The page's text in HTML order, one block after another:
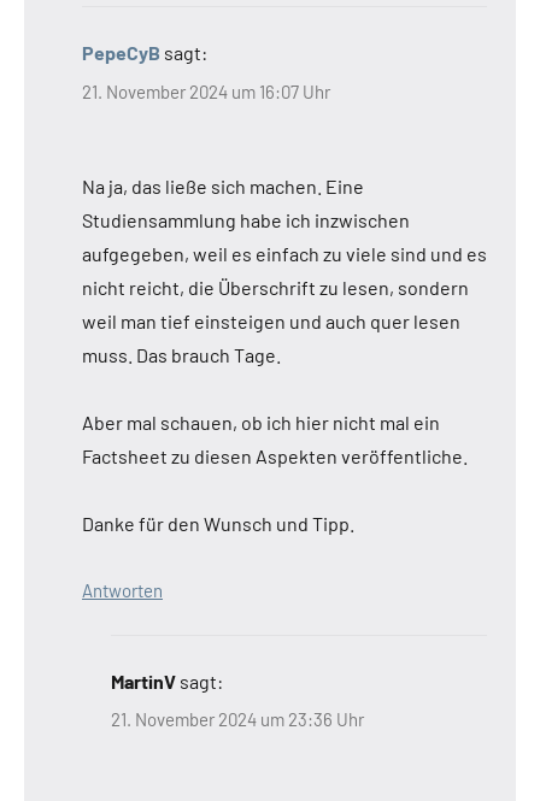
PepeCyB sagt:
21. November 2024 um 16:07 Uhr
Na ja, das ließe sich machen. Eine
Studiensammlung habe ich inzwischen
aufgegeben, weil es einfach zu viele sind und es
nicht reicht, die Überschrift zu lesen, sondern
weil man tief einsteigen und auch quer lesen
muss. Das brauch Tage.
Aber mal schauen, ob ich hier nicht mal ein
Factsheet zu diesen Aspekten veröffentliche.
Danke für den Wunsch und Tipp.
Antworten
MartinV sagt:
21. November 2024 um 23:36 Uhr